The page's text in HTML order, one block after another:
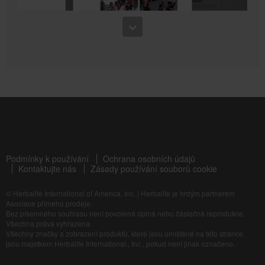
Každý sval pracuje se Samanthou Clayton
Posilování celého těla pro udržení zdravé kondice
2:22
Podmínky k používání
Ochrana osobních údajů
Kontaktujte nás
Zásady používání souborů cookie
© Herbalife International of America, Inc.
Herbalife je hrdým partnerem
Asociace přímeho prodeje.
Bez písemného souhlasu není povolená úplná nebo částečná reprodukce.
Všechna práva vyhrazena.
Všechny značky a zobrazení produktů, které jsou umístěné na této stránce,
jsou majetkem Herbalife International., Inc., pokud není jinak označeno.